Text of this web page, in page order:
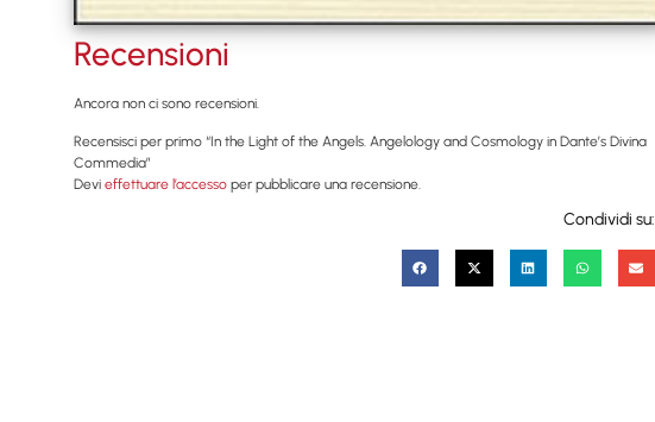
Recensioni
Ancora non ci sono recensioni.
Recensisci per primo “In the Light of the Angels. Angelology and Cosmology in Dante’s Divina
Commedia”
Devi effettuare l’accesso per pubblicare una recensione.
Condividi su: